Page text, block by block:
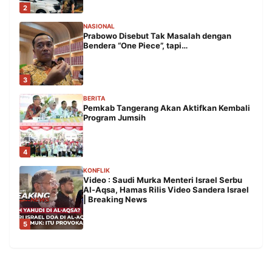
2
3
NASIONAL
Prabowo Disebut Tak Masalah dengan
Bendera “One Piece”, tapi…
4
BERITA
Pemkab Tangerang Akan Aktifkan Kembali
Program Jumsih
5
KONFLIK
Video : Saudi Murka Menteri Israel Serbu
Al-Aqsa, Hamas Rilis Video Sandera Israel
| Breaking News